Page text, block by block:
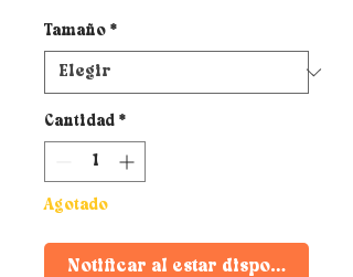
Tamaño *
Cantidad *
Agotado
Notificar al estar disponible